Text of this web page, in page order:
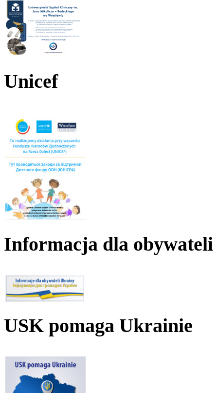
Unicef
Informacja dla
USK pomaga Ukrainie